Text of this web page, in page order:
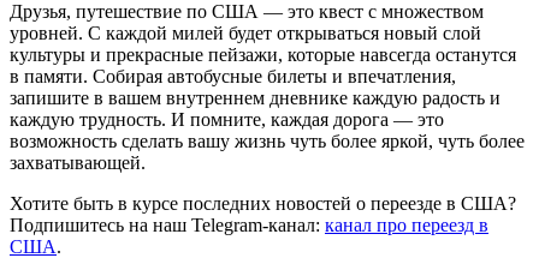
Друзья, путешествие по США — это квест с множеством
уровней. С каждой милей будет открываться новый слой
культуры и прекрасные пейзажи, которые навсегда останутся
в памяти. Собирая автобусные билеты и впечатления,
запишите в вашем внутреннем дневнике каждую радость и
каждую трудность. И помните, каждая дорога — это
возможность сделать вашу жизнь чуть более яркой, чуть более
захватывающей.
Хотите быть в курсе последних новостей о переезде в США?
Подпишитесь на наш Telegram-канал: канал про переезд в
США.